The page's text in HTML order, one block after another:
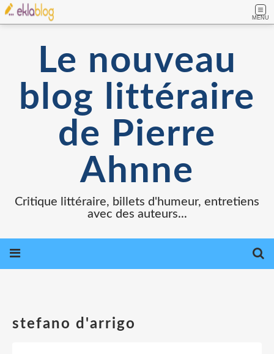
MENU
Le nouveau
blog littéraire
de Pierre
Ahnne
Critique littéraire, billets d'humeur, entretiens
avec des auteurs...
stefano d'arrigo